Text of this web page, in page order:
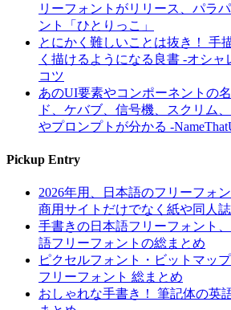
リーフォントがリリース、パラ
ント「ひとりっこ」
とにかく難しいことは抜き！ 手
く描けるようになる良書 -オシャ
コツ
あのUI要素やコンポーネントの
ド、ケバブ、信号機、スクリム
やプロンプトが分かる -
Pickup Entry
2026年用、日本語のフリーフォ
商用サイトだけでなく紙や同人
手書きの日本語フリーフォント
語フリーフォントの総まとめ
ピクセルフォント・ビットマッ
フリーフォント 総まとめ
おしゃれな手書き！ 筆記体の英